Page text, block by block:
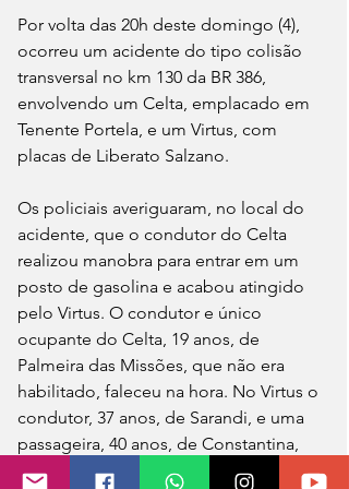
Por volta das 20h deste domingo (4),
ocorreu um acidente do tipo colisão
transversal no km 130 da BR 386,
envolvendo um Celta, emplacado em
Tenente Portela, e um Virtus, com
placas de Liberato Salzano.
Os policiais averiguaram, no local do
acidente, que o condutor do Celta
realizou manobra para entrar em um
posto de gasolina e acabou atingido
pelo Virtus. O condutor e único
ocupante do Celta, 19 anos, de
Palmeira das Missões, que não era
habilitado, faleceu na hora. No Virtus o
condutor, 37 anos, de Sarandi, e uma
passageira, 40 anos, de Constantina,
tiveram lesões leves e foram